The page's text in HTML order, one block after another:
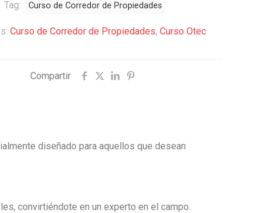
Curso de Corredor de Propiedades, Curso Otec
Tag: Curso de Corredor de Propiedades
Compartir
diseñado para aquellos que desean
convirtiéndote en un experto en el campo.